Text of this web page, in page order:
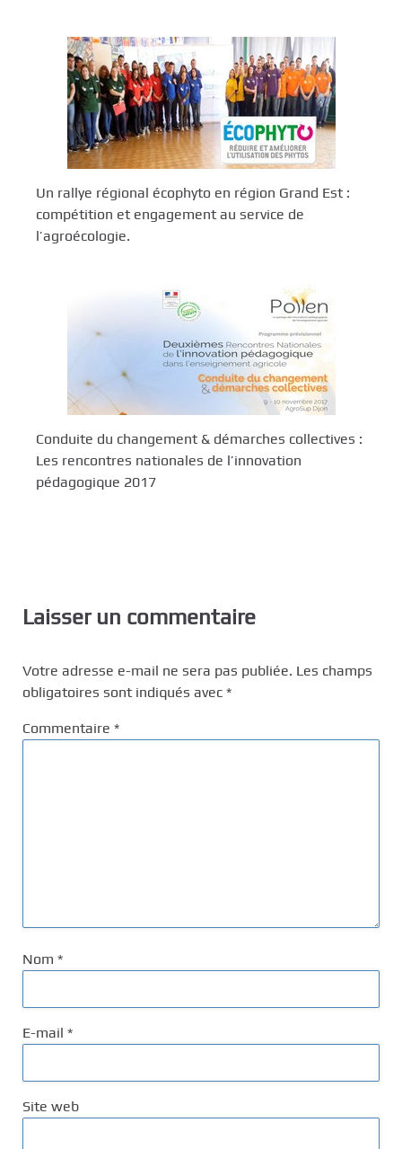
Un rallye régional écophyto en région Grand Est :
compétition et engagement au service de
l’agroécologie.
Conduite du changement & démarches collectives :
Les rencontres nationales de l’innovation
pédagogique 2017
Laisser un commentaire
Votre adresse e-mail ne sera pas publiée. Les champs
obligatoires sont indiqués avec *
Commentaire *
Nom *
E-mail *
Site web